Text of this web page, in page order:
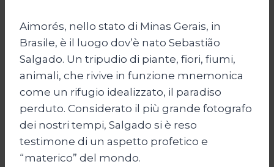
Aimorés, nello stato di Minas Gerais, in
Brasile, è il luogo dov’è nato Sebastião
Salgado. Un tripudio di piante, fiori, fiumi,
animali, che rivive in funzione mnemonica
come un rifugio idealizzato, il paradiso
perduto. Considerato il più grande fotografo
dei nostri tempi, Salgado si è reso
testimone di un aspetto profetico e
“materico” del mondo.